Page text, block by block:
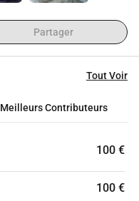
Partager
Tout Voir
Meilleurs Contributeurs
100 €
100 €